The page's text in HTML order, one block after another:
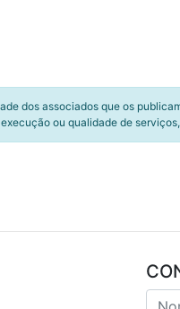
dos associados que os
ou qualidade de